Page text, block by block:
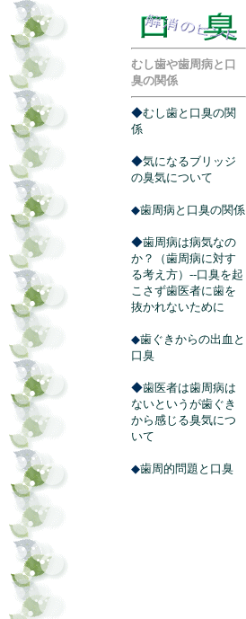
むし歯や歯周病と口
臭の関係
◆むし歯と口臭の関
係
◆気になるブリッジ
の臭気について
◆歯周病と口臭の関係
◆歯周病は病気なの
か？（歯周病に対す
る考え方）--口臭を起
こさず歯医者に歯を
抜かれないために
◆歯ぐきからの出血と
口臭
◆歯医者は歯周病は
ないというが歯ぐき
から感じる臭気につ
いて
◆歯周的問題と口臭